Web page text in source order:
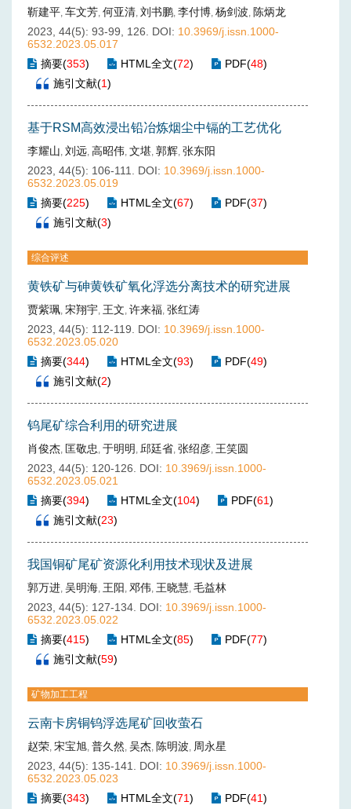
靳建平, 车文芳, 何亚清, 刘书鹏, 李付博, 杨剑波, 陈炳龙
2023, 44(5): 93-99, 126.
DOI: 10.3969/j.issn.1000-
6532.2023.05.017
摘要(353) HTML全文(72) PDF(48)
施引文献(1)
基于RSM高效浸出铅冶炼烟尘中镉的工艺优化
李耀山, 刘远, 高昭伟, 文堪, 郭辉, 张东阳
2023, 44(5): 106-111.
DOI: 10.3969/j.issn.1000-
6532.2023.05.019
摘要(225) HTML全文(67) PDF(37)
施引文献(3)
综合评述
黄铁矿与砷黄铁矿氧化浮选分离技术的研究进展
贾紫珮, 宋翔宇, 王文, 许来福, 张红涛
2023, 44(5): 112-119.
DOI: 10.3969/j.issn.1000-
6532.2023.05.020
摘要(344) HTML全文(93) PDF(49)
施引文献(2)
钨尾矿综合利用的研究进展
肖俊杰, 匡敬忠, 于明明 , 邱廷省, 张绍彦, 王笑圆
2023, 44(5): 120-126.
DOI: 10.3969/j.issn.1000-
6532.2023.05.021
摘要(394) HTML全文(104) PDF(61)
施引文献(23)
我国铜矿尾矿资源化利用技术现状及进展
郭万进, 吴明海, 王阳, 邓伟, 王晓慧, 毛益林
2023, 44(5): 127-134. DOI: 10.3969/j.issn.1000-
6532.2023.05.022
摘要(415) HTML全文(85) PDF(77)
施引文献(59)
矿物加工工程
云南卡房铜钨浮选尾矿回收萤石
赵荣, 宋宝旭, 普久然, 吴杰, 陈明波, 周永星
2023, 44(5): 135-141.
DOI: 10.3969/j.issn.1000-
6532.2023.05.023
摘要(343) HTML全文(71) PDF(41)